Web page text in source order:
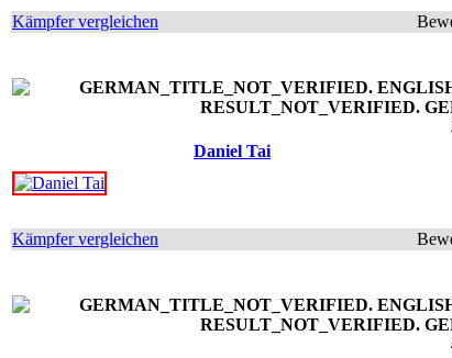
Kämpfer vergleichen
Daniel Tai
Kämpfer vergleichen